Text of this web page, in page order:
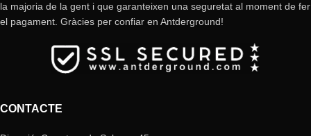
la majoria de la gent i que garanteixen una seguretat al moment de fer
el pagament. Gràcies per confiar en Antderground!
CONTACTE